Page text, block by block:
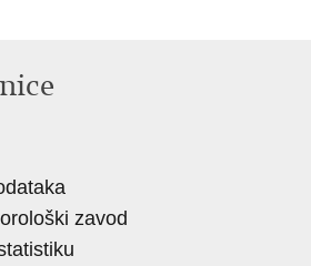
zavod